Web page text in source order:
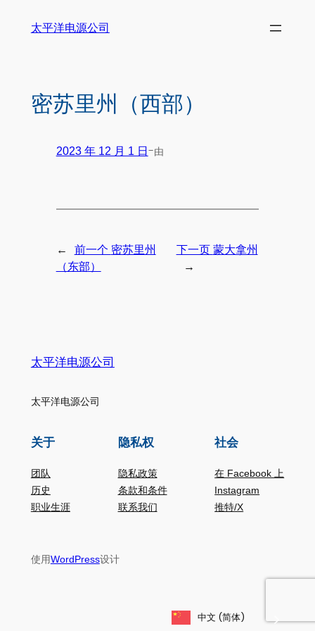
太平洋电源公司
密苏里州（西部）
2023 年 12 月 1 日 -由
← 前一个 密苏里州
（东部）
下一页 蒙大拿州
→
太平洋电源公司
太平洋电源公司
关于
团队
历史
职业生涯
隐私权
隐私政策
条款和条件
联系我们
社会
在 Facebook 上
Instagram
推特/X
使用WordPress设计
中文 (简体)